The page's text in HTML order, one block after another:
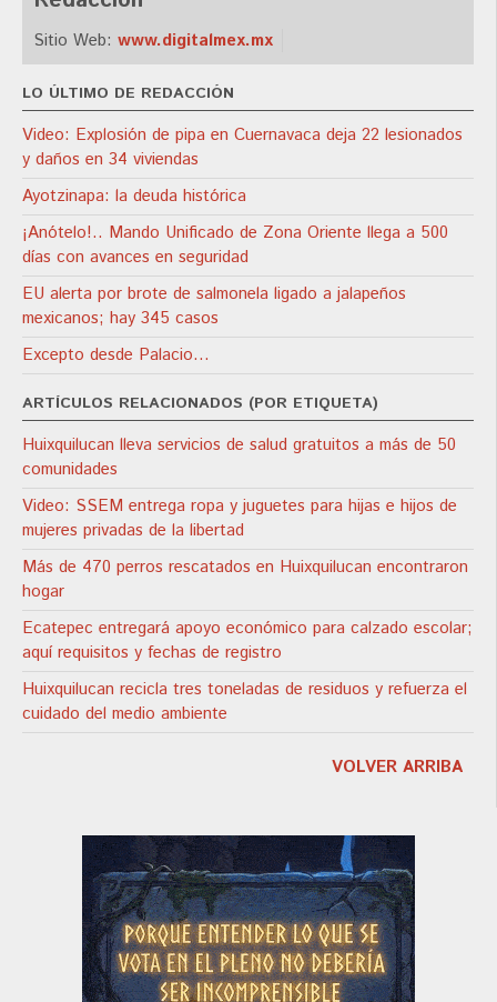
Sitio Web: www.digitalmex.mx
LO ÚLTIMO DE REDACCIÓN
Video: Explosión de pipa en Cuernavaca deja 22 lesionados
y daños en 34 viviendas
Ayotzinapa: la deuda histórica
¡Anótelo!.. Mando Unificado de Zona Oriente llega a 500
días con avances en seguridad
EU alerta por brote de salmonela ligado a jalapeños
mexicanos; hay 345 casos
Excepto desde Palacio…
ARTÍCULOS RELACIONADOS (POR ETIQUETA)
Huixquilucan lleva servicios de salud gratuitos a más de 50
comunidades
Video: SSEM entrega ropa y juguetes para hijas e hijos de
mujeres privadas de la libertad
Más de 470 perros rescatados en Huixquilucan encontraron
hogar
Ecatepec entregará apoyo económico para calzado escolar;
aquí requisitos y fechas de registro
Huixquilucan recicla tres toneladas de residuos y refuerza el
cuidado del medio ambiente
VOLVER ARRIBA